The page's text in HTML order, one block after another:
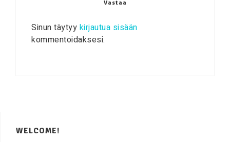
Vastaa
Sinun täytyy kirjautua sisään
kommentoidaksesi.
WELCOME!